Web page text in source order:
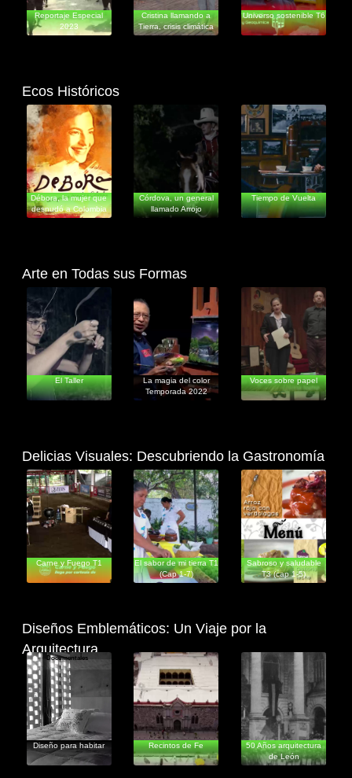
Reportaje Especial
2023
Cristina llamando a
Tierra, crisis climática
en
Universo sostenible T6
Ecos Históricos
Ficción
Débora, la mujer que
desnudó a Colombia
Córdova, un general
llamado Arrojo
Ficción
Tiempo de Vuelta
Arte en Todas sus Formas
Documentales
El Taller
La magia del color
Temporada 2022
Ficción
Voces sobre papel
Delicias Visuales: Descubriendo la Gastronomía
Entretenimiento
Carne y Fuego T1
Informativos
El sabor de mi tierra T1
(Cap 1-7)
Documentales
Sabroso y saludable
T3 (cap 1-5)
Diseños Emblemáticos: Un Viaje por la
Arquitectura
Documentales
Diseño para habitar
Documentales
Recintos de Fe
Documentales
50 Años arquitectura
de León